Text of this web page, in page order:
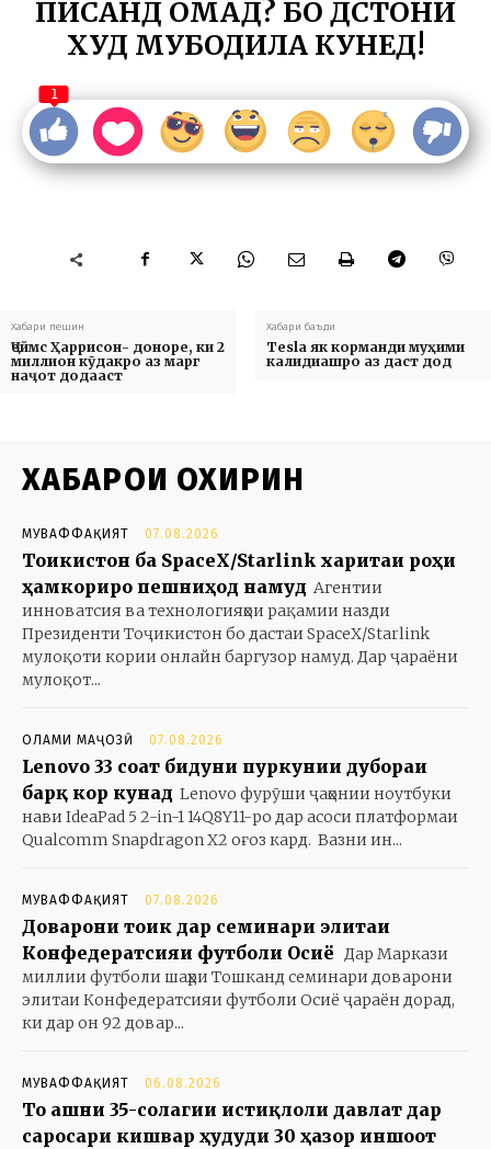
ПИСАНД ОМАД? БО ДӮСТОНИ
ХУД МУБОДИЛА КУНЕД!
1
Хабари пешин
Ҷеймс Ҳаррисон- доноре, ки 2
миллион кӯдакро аз марг
наҷот додааст
Хабари баъди
Tesla як корманди муҳими
калидиашро аз даст дод
ХАБАРҲОИ ОХИРИН
МУВАФФАҚИЯТ 07.08.2026
Тоҷикистон ба SpaceX/Starlink харитаи роҳи
ҳамкориро пешниҳод намуд Агентии
инноватсия ва технологияҳои рақамии назди
Президенти Тоҷикистон бо дастаи SpaceX/Starlink
мулоқоти кории онлайн баргузор намуд. Дар ҷараёни
мулоқот...
ОЛАМИ МАҶОЗӢ 07.08.2026
Lenovo 33 соат бидуни пуркунии дубораи
барқ кор кунад Lenovo фурӯши ҷаҳонии ноутбуки
нави IdeaPad 5 2-in-1 14Q8Y11-ро дар асоси платформаи
Qualcomm Snapdragon X2 оғоз кард. Вазни ин...
МУВАФФАҚИЯТ 07.08.2026
Доварони тоҷик дар семинари элитаи
Конфедератсияи футболи Осиё Дар Маркази
миллии футболи шаҳри Тошканд семинари доварони
элитаи Конфедератсияи футболи Осиё ҷараён дорад,
ки дар он 92 довар...
МУВАФФАҚИЯТ 06.08.2026
То ҷашни 35-солагии истиқлоли давлат дар
саросари кишвар ҳудуди 30 ҳазор иншоот